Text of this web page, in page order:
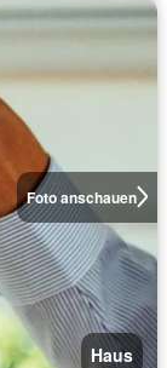
Foto anschauen
Haus